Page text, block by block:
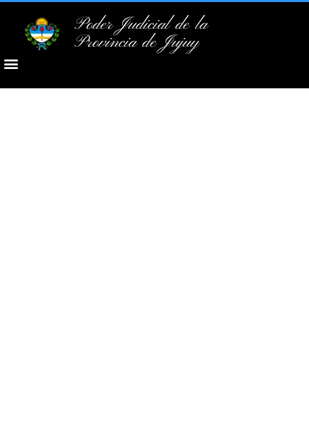
Poder Judicial de la
Provincia de Jujuy